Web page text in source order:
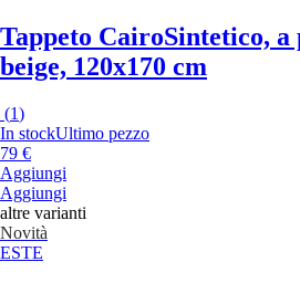
Tappeto CairoSintetico, a
beige, 120x170 cm
(1)
In stockUltimo pezzo
79 €
Aggiungi
Aggiungi
altre varianti
Novità
ESTE